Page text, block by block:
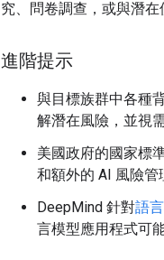
究、問卷調查，或與潛在
進階提示
與目標族群中各種
解潛在風險，並視
美國政府的國家標
和額外的 AI 風險管
DeepMind 針對語
言模型應用程式可